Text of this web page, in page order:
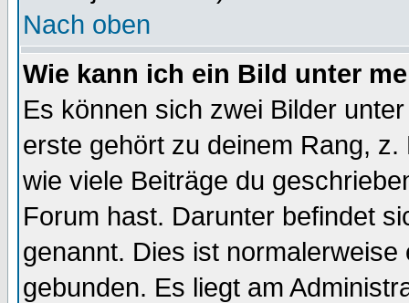
Nach oben
Wie kann ich ein Bild unter
Es können sich zwei Bilder
erste gehört zu deinem Rang,
wie viele Beiträge du
Forum hast. Darunter befindet
genannt. Dies ist
gebunden. Es liegt am